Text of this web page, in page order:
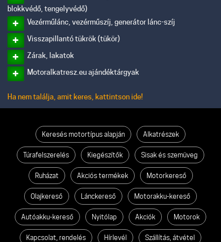
blokkvédő, tengelyvédő)
Vezérműlánc, vezérműszíj, generátor lánc-szíj
Visszapillantó tükrök (tükör)
Zárak, lakatok
Motoralkatresz.eu ajándéktárgyak
Ha nem találja, amit keres, kattintson ide!
Keresés motortípus alapján Alkatrészek
Túrafelszerelés Kiegészítők Sisak és szemüveg
Ruházat Akciós termékek Motorkereső
Olajkereső Lánckereső Motorakku-kereső
Autóakku-kereső Nyitólap Akciók Motorok
Kapcsolat, rendelés Hírlevél Szállítás, átvétel